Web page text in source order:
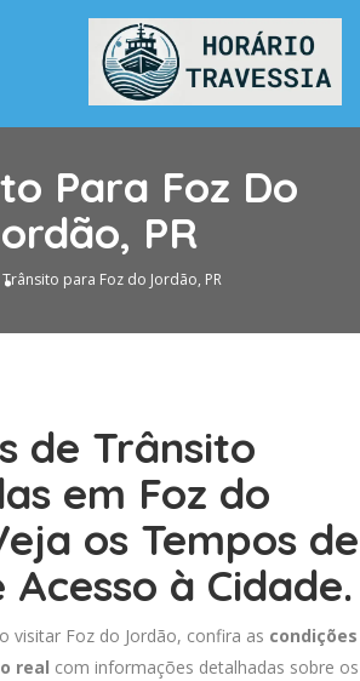
Para Foz Do
PR
Trânsito para Foz do Jordão, PR
de Trânsito
em Foz do
os Tempos de
à Cidade.
visitar Foz do Jordão, confira as condições
real com informações detalhadas sobre os